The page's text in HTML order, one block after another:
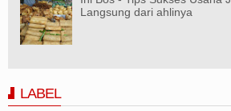
Langsung dari ahlinya
LABEL